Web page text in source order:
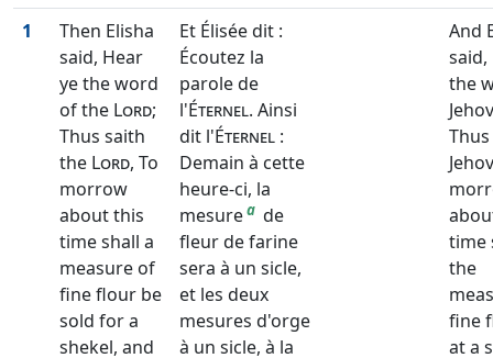
1
Then Elisha
said, Hear
ye the word
of the Lord;
Thus saith
the Lord, To
morrow
about this
time shall a
measure of
fine flour be
sold for a
shekel, and
Et Élisée dit :
Écoutez la
parole de
l'Éternel. Ainsi
dit l'Éternel :
Demain à cette
heure-ci, la
mesurea de
fleur de farine
sera à un sicle,
et les deux
mesures d'orge
à un sicle, à la
And
said,
the
time
the
fine
at a